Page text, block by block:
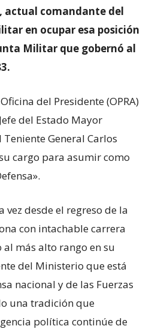
actual comandante del
en ocupar esa posición
Militar que gobernó al
del Presidente (OPRA)
del Estado Mayor
General Carlos
cargo para asumir como
vez desde el regreso de la
con intachable carrera
más alto rango en su
del Ministerio que está
nacional y de las Fuerzas
una tradición que
política continúe de